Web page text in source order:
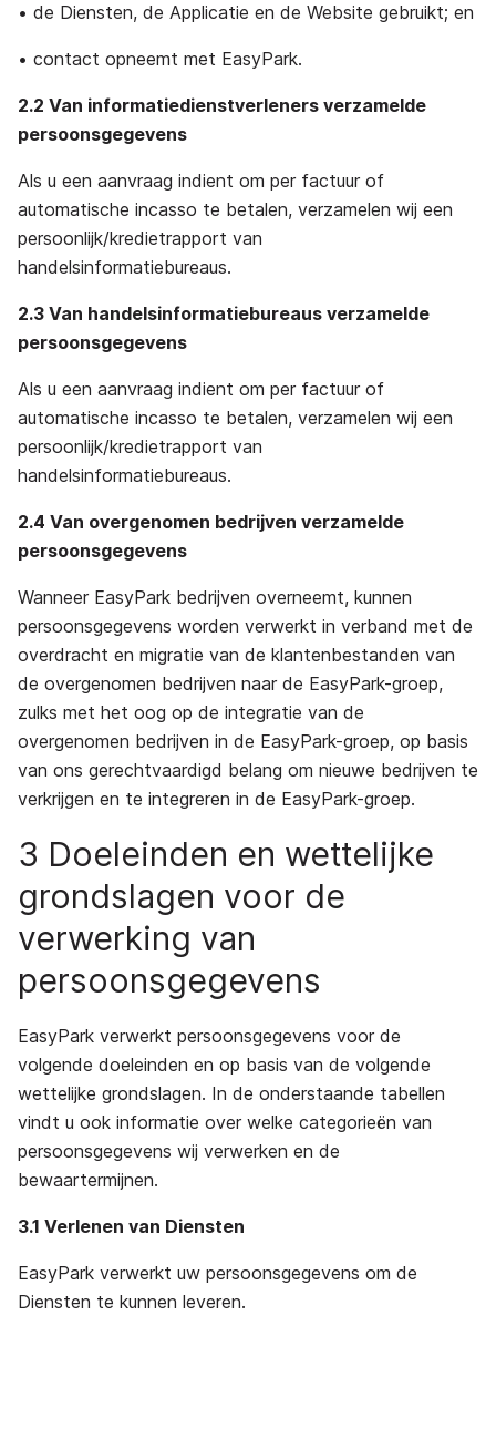
• de Diensten, de Applicatie en de Website gebruikt; en
• contact opneemt met EasyPark.
2.2 Van informatiedienstverleners verzamelde
persoonsgegevens
Als u een aanvraag indient om per factuur of
automatische incasso te betalen, verzamelen wij een
persoonlijk/kredietrapport van
handelsinformatiebureaus.
2.3 Van handelsinformatiebureaus verzamelde
persoonsgegevens
Als u een aanvraag indient om per factuur of
automatische incasso te betalen, verzamelen wij een
persoonlijk/kredietrapport van
handelsinformatiebureaus.
2.4 Van overgenomen bedrijven verzamelde
persoonsgegevens
Wanneer EasyPark bedrijven overneemt, kunnen
persoonsgegevens worden verwerkt in verband met de
overdracht en migratie van de klantenbestanden van
de overgenomen bedrijven naar de EasyPark-groep,
zulks met het oog op de integratie van de
overgenomen bedrijven in de EasyPark-groep, op basis
van ons gerechtvaardigd belang om nieuwe bedrijven te
verkrijgen en te integreren in de EasyPark-groep.
3 Doeleinden en wettelijke
grondslagen voor de
verwerking van
persoonsgegevens
EasyPark verwerkt persoonsgegevens voor de
volgende doeleinden en op basis van de volgende
wettelijke grondslagen. In de onderstaande tabellen
vindt u ook informatie over welke categorieën van
persoonsgegevens wij verwerken en de
bewaartermijnen.
3.1 Verlenen van Diensten
EasyPark verwerkt uw persoonsgegevens om de
Diensten te kunnen leveren.